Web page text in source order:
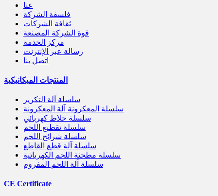
عنا
فلسفة الشركة
ثقافة الشركات
قوة الشركة المصنعة
مركز الخدمة
رسالة عبر الإنترنت
اتصل بنا
المنتجات الميكانيكية
سلسلة آلة التكرير
سلسلة المعكرونة آلة المعكرونة
سلسلة خلاط كهربائي
سلسلة تقطيع اللحم
سلسلة شرائح اللحم
سلسلة آلة قطع القاطع
سلسلة مطحنة اللحم الكهربائية
سلسلة آلة اللحم المفروم
CE Certificate